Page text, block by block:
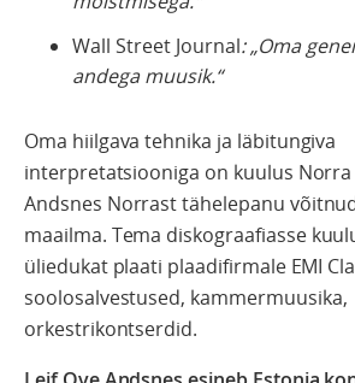
Wall Street Journal:„Oma
andega muusik.“
Oma hiilgava tehnika ja läbitungiva
interpretatsiooniga on kuulus Norra
Andsnes Norrast tähelepanu
maailma. Tema diskograafiasse
üliedukat plaati plaadifirmale EMI
soolosalvestused, kammermuusika,
orkestrikontserdid.